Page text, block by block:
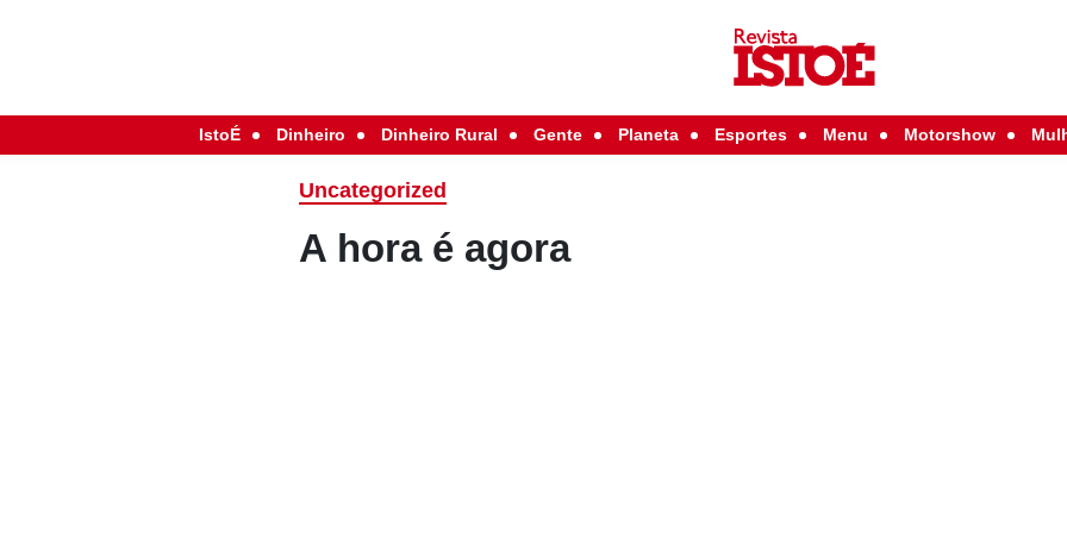
IstoÉ Dinheiro Dinheiro Rural Gente Planeta Esportes Menu Motorshow
Uncategorized
A hora é agora